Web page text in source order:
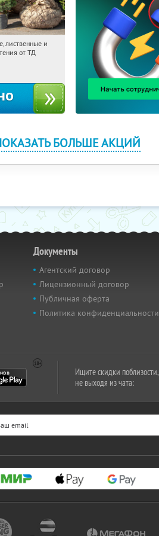
Получили:
лиственные и
от ТД
БОЛЬШЕ АКЦИЙ
Документы
Агентский договор
Лицензионный договор
Публичная оферта
Политика конфиденциальности
Ищите скидки поблизости,
не выходя из чата: